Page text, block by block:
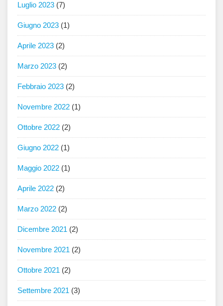
Luglio 2023 (7)
Giugno 2023 (1)
Aprile 2023 (2)
Marzo 2023 (2)
Febbraio 2023 (2)
Novembre 2022 (1)
Ottobre 2022 (2)
Giugno 2022 (1)
Maggio 2022 (1)
Aprile 2022 (2)
Marzo 2022 (2)
Dicembre 2021 (2)
Novembre 2021 (2)
Ottobre 2021 (2)
Settembre 2021 (3)